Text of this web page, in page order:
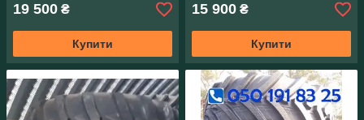
19 500 ₴
Купити
15 900 ₴
Купити